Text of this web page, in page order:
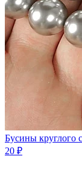
Бусины круглого
20 ₽